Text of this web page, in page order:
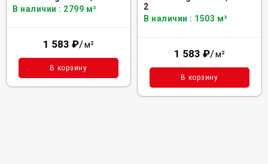
В наличии : 2799 м²
1 583 ₽/м²
В корзину
2
В наличии : 1503 м²
1 583 ₽/м²
В корзину